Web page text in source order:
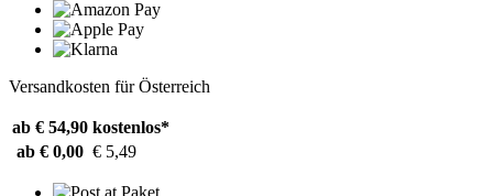
Versandkosten für Österreich
ab € 54,90 kostenlos*
ab € 0,00 € 5,49